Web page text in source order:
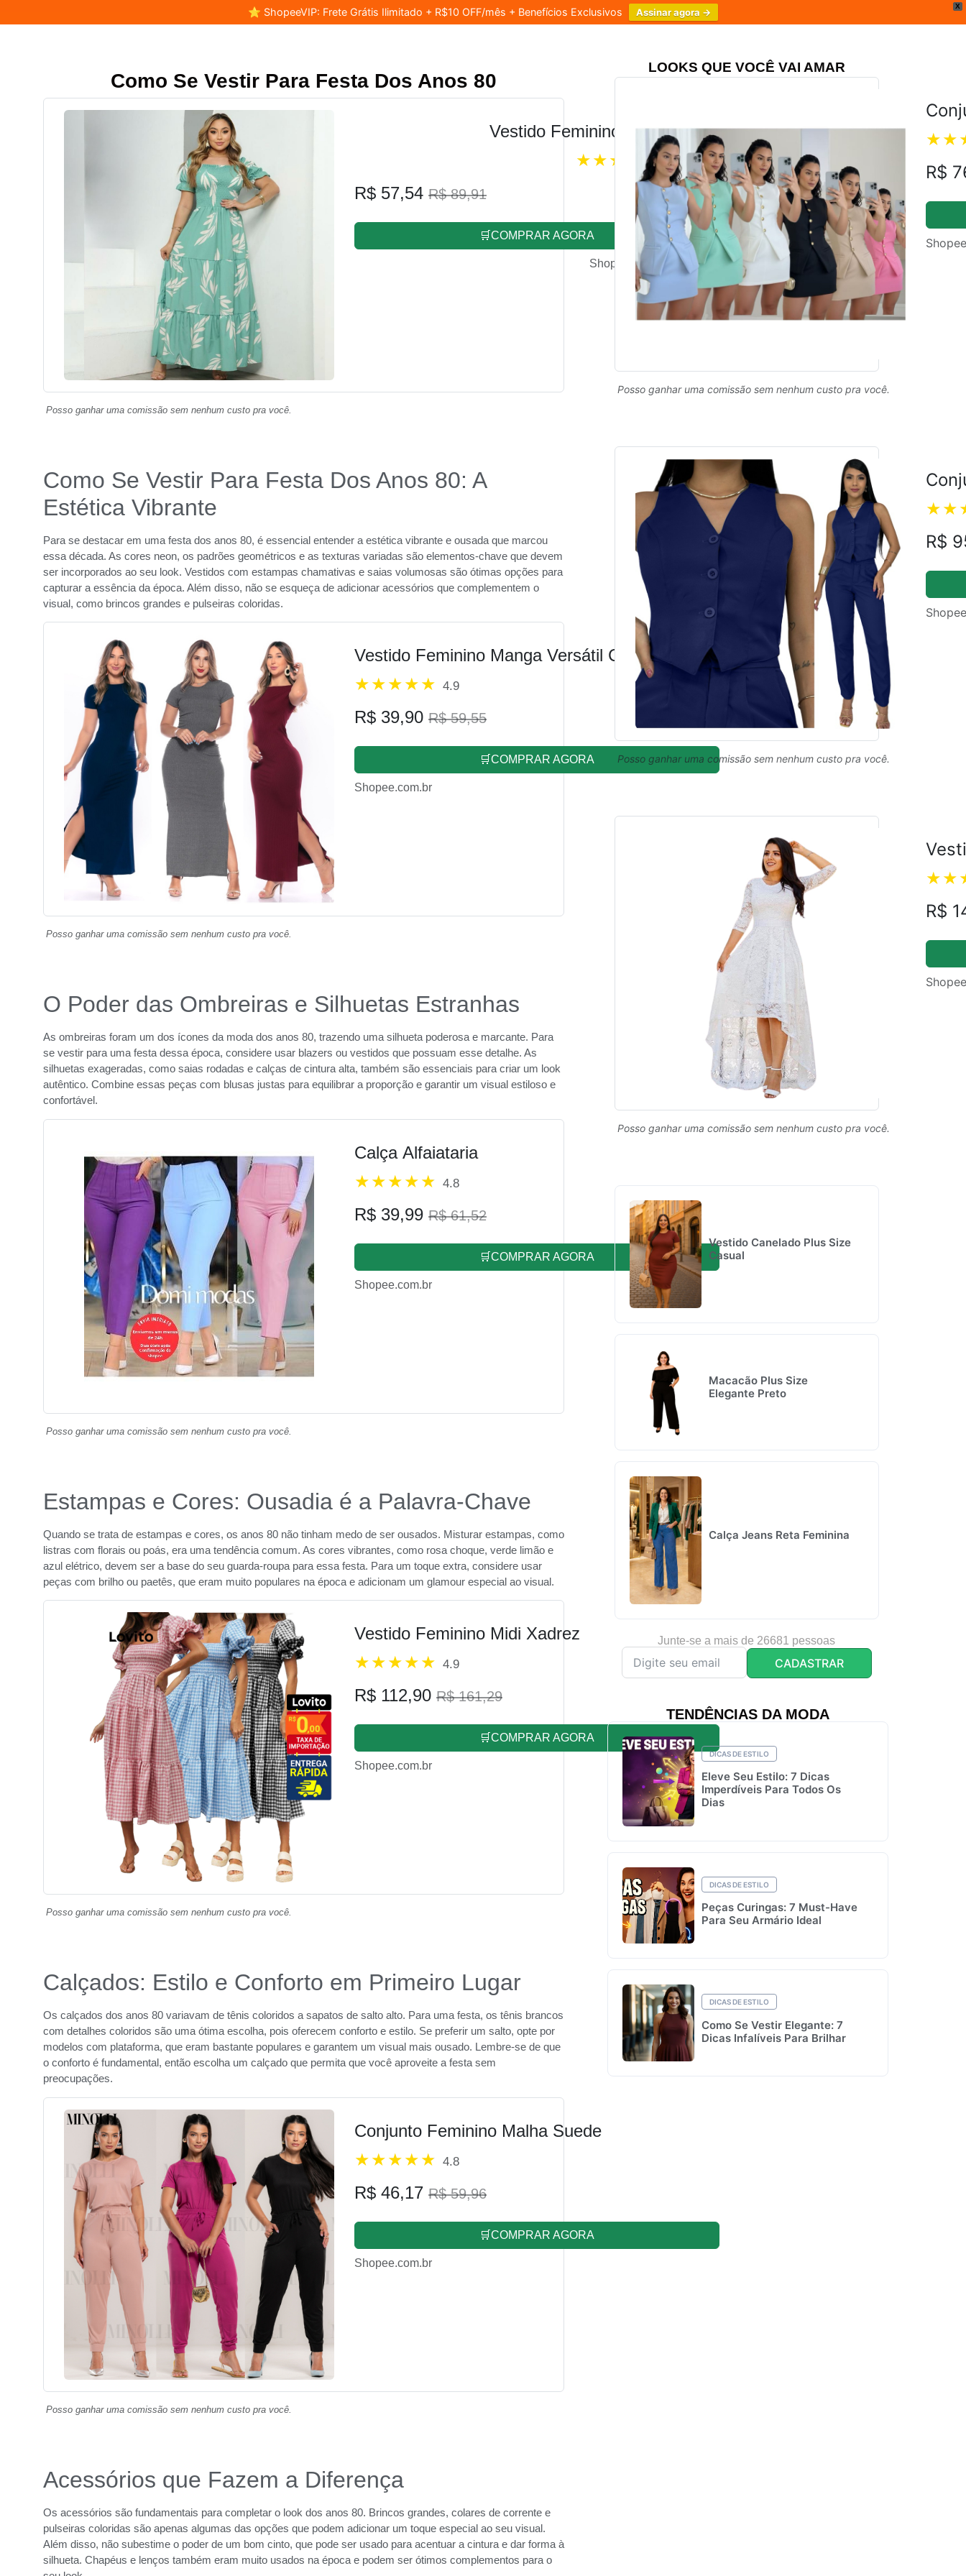
X
⭐ ShopeeVIP: Frete Grátis Ilimitado + R$10 OFF/mês + Benefícios Exclusivos Assinar agora →
Como Se Vestir Para Festa Dos Anos 80
Vestido Feminino Longo Três Marias
4.8
R$ 57,54 R$ 89,91
🛒COMPRAR AGORA
Shopee.com.br
Posso ganhar uma comissão sem nenhum custo pra você.
Como Se Vestir Para Festa Dos Anos 80: A
Estética Vibrante
Para se destacar em uma festa dos anos 80, é essencial entender a estética vibrante e ousada que marcou
essa década. As cores neon, os padrões geométricos e as texturas variadas são elementos-chave que devem
ser incorporados ao seu look. Vestidos com estampas chamativas e saias volumosas são ótimas opções para
capturar a essência da época. Além disso, não se esqueça de adicionar acessórios que complementem o
visual, como brincos grandes e pulseiras coloridas.
Vestido Feminino Manga Versátil Casual
4.9
R$ 39,90 R$ 59,55
🛒COMPRAR AGORA
Shopee.com.br
Posso ganhar uma comissão sem nenhum custo pra você.
O Poder das Ombreiras e Silhuetas Estranhas
As ombreiras foram um dos ícones da moda dos anos 80, trazendo uma silhueta poderosa e marcante. Para
se vestir para uma festa dessa época, considere usar blazers ou vestidos que possuam esse detalhe. As
silhuetas exageradas, como saias rodadas e calças de cintura alta, também são essenciais para criar um look
autêntico. Combine essas peças com blusas justas para equilibrar a proporção e garantir um visual estiloso e
confortável.
Calça Alfaiataria
4.8
R$ 39,99 R$ 61,52
🛒COMPRAR AGORA
Shopee.com.br
Posso ganhar uma comissão sem nenhum custo pra você.
Estampas e Cores: Ousadia é a Palavra-Chave
Quando se trata de estampas e cores, os anos 80 não tinham medo de ser ousados. Misturar estampas, como
listras com florais ou poás, era uma tendência comum. As cores vibrantes, como rosa choque, verde limão e
azul elétrico, devem ser a base do seu guarda-roupa para essa festa. Para um toque extra, considere usar
peças com brilho ou paetês, que eram muito populares na época e adicionam um glamour especial ao visual.
Vestido Feminino Midi Xadrez
4.9
R$ 112,90 R$ 161,29
🛒COMPRAR AGORA
Shopee.com.br
Posso ganhar uma comissão sem nenhum custo pra você.
Calçados: Estilo e Conforto em Primeiro Lugar
Os calçados dos anos 80 variavam de tênis coloridos a sapatos de salto alto. Para uma festa, os tênis brancos
com detalhes coloridos são uma ótima escolha, pois oferecem conforto e estilo. Se preferir um salto, opte por
modelos com plataforma, que eram bastante populares e garantem um visual mais ousado. Lembre-se de que
o conforto é fundamental, então escolha um calçado que permita que você aproveite a festa sem
preocupações.
Conjunto Feminino Malha Suede
4.8
R$ 46,17 R$ 59,96
🛒COMPRAR AGORA
Shopee.com.br
Posso ganhar uma comissão sem nenhum custo pra você.
Acessórios que Fazem a Diferença
Os acessórios são fundamentais para completar o look dos anos 80. Brincos grandes, colares de corrente e
pulseiras coloridas são apenas algumas das opções que podem adicionar um toque especial ao seu visual.
Além disso, não subestime o poder de um bom cinto, que pode ser usado para acentuar a cintura e dar forma à
silhueta. Chapéus e lenços também eram muito usados na época e podem ser ótimos complementos para o
LOOKS QUE VOCÊ VAI AMAR
R$
Posso ganhar uma comissão sem nenhum custo pra você.
R$
Posso ganhar uma comissão sem nenhum custo pra você.
R$
Posso ganhar uma comissão sem nenhum custo pra você.
Vestido Canelado Plus Size
Casual
Macacão Plus Size
Elegante Preto
Calça Jeans Reta Feminina
Junte-se a mais de 26681 pessoas
CADASTRAR
TENDÊNCIAS DA MODA
DICAS DE ESTILO
Eleve Seu Estilo: 7 Dicas
Imperdíveis Para Todos Os
Dias
DICAS DE ESTILO
Peças Curingas: 7 Must-Have
Para Seu Armário Ideal
DICAS DE ESTILO
Como Se Vestir Elegante: 7
Dicas Infalíveis Para Brilhar